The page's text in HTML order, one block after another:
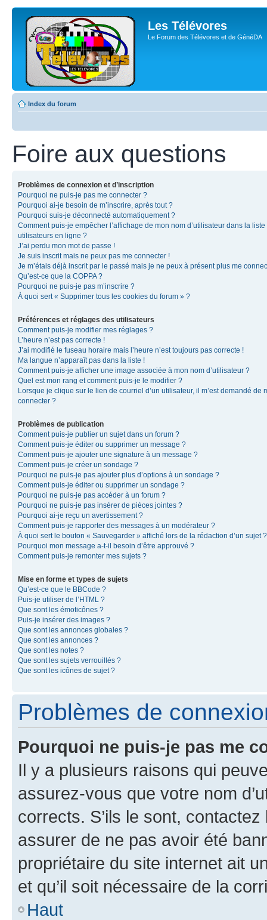
Les Télévores
Le Forum des Télévores et de GénéDA
Index du forum
Foire aux questions
Problèmes de connexion et d’inscription
Pourquoi ne puis-je pas me connecter ?
Pourquoi ai-je besoin de m’inscrire, après tout ?
Pourquoi suis-je déconnecté automatiquement ?
Comment puis-je empêcher l’affichage de mon nom d’utilisateur dans la liste
utilisateurs en ligne ?
J’ai perdu mon mot de passe !
Je suis inscrit mais ne peux pas me connecter !
Je m’étais déjà inscrit par le passé mais je ne peux à présent plus me
Qu’est-ce que la COPPA ?
Pourquoi ne puis-je pas m’inscrire ?
À quoi sert « Supprimer tous les cookies du forum » ?
Préférences et réglages des utilisateurs
Comment puis-je modifier mes réglages ?
L’heure n’est pas correcte !
J’ai modifié le fuseau horaire mais l’heure n’est toujours pas correcte !
Ma langue n’apparaît pas dans la liste !
Comment puis-je afficher une image associée à mon nom d’utilisateur ?
Quel est mon rang et comment puis-je le modifier ?
Lorsque je clique sur le lien de courriel d’un utilisateur, il m’est demandé de
connecter ?
Problèmes de publication
Comment puis-je publier un sujet dans un forum ?
Comment puis-je éditer ou supprimer un message ?
Comment puis-je ajouter une signature à un message ?
Comment puis-je créer un sondage ?
Pourquoi ne puis-je pas ajouter plus d’options à un sondage ?
Comment puis-je éditer ou supprimer un sondage ?
Pourquoi ne puis-je pas accéder à un forum ?
Pourquoi ne puis-je pas insérer de pièces jointes ?
Pourquoi ai-je reçu un avertissement ?
Comment puis-je rapporter des messages à un modérateur ?
À quoi sert le bouton « Sauvegarder » affiché lors de la rédaction d’un sujet ?
Pourquoi mon message a-t-il besoin d’être approuvé ?
Comment puis-je remonter mes sujets ?
Mise en forme et types de sujets
Qu’est-ce que le BBCode ?
Puis-je utiliser de l’HTML ?
Que sont les émoticônes ?
Puis-je insérer des images ?
Que sont les annonces globales ?
Que sont les annonces ?
Que sont les notes ?
Que sont les sujets verrouillés ?
Que sont les icônes de sujet ?
Problèmes de
Pourquoi ne puis-je pas me
Il y a plusieurs raisons qui
assurez-vous que votre nom
corrects. S’ils le sont,
assurer de ne pas avoir été
propriétaire du site internet ait
et qu’il soit nécessaire de la
Haut